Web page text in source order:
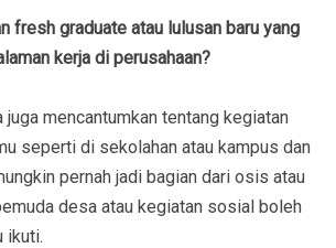
fresh graduate atau lulusan baru yang
kerja di perusahaan?
juga mencantumkan tentang kegiatan
seperti di sekolahan atau kampus dan
pernah jadi bagian dari osis atau
desa atau kegiatan sosial boleh
ikuti.